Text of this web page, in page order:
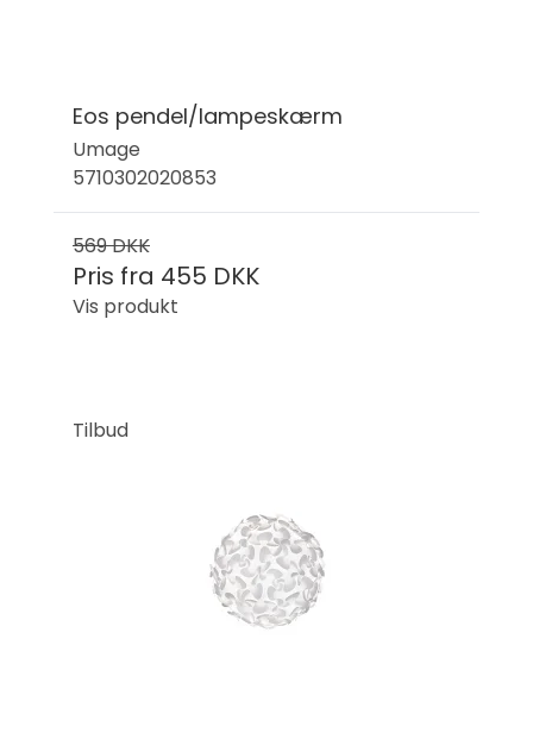
Eos pendel/lampeskærm
Umage
5710302020853
569 DKK
Pris fra 455 DKK
Vis produkt
Tilbud